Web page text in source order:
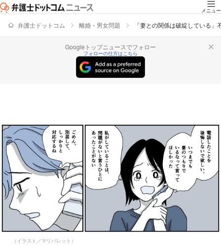
メニュー
弁護士ドットコム 離婚・男女問題 「妻との関係は破綻している
Googleトップニュースでフォロー
フォローの仕方はこちら
（イラスト／マリパレット）